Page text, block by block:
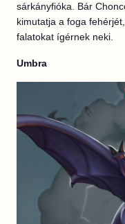
sárkányfióka. Bár
kimutatja a foga
falatokat ígérnek neki.
Umbra